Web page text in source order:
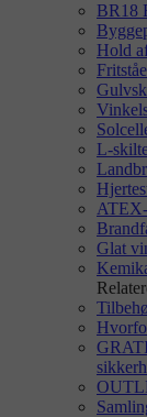
BR18
Hold
L-
Glat